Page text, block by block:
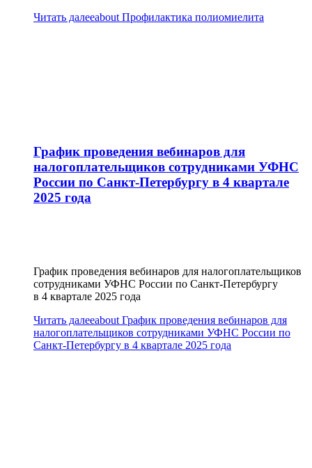
Читать далееabout Профилактика полиомиелита
График проведения вебинаров для
налогоплательщиков сотрудниками УФНС
России по Санкт-Петербургу в 4 квартале
2025 года
График проведения вебинаров для налогоплательщиков
сотрудниками УФНС России по Санкт-Петербургу
в 4 квартале 2025 года
Читать далееabout График проведения вебинаров для
налогоплательщиков сотрудниками УФНС России по
Санкт-Петербургу в 4 квартале 2025 года